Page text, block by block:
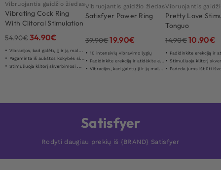
Vibruojantis gaidžio žiedas
Vibrating Cock Ring
With Clitoral Stimulation
54.90€34.90€
Vibracijos, kad galėtų jį ir ją maloniai
Pagaminta iš aukštos kokybės silikono
Stimuliuoja klitorį skverbimosi metu
Vibruojantis gaidžio žiedas
Satisfyer Power Ring
39.90€19.90€
10 intensivių vibravimo lygių
Padidinkite erekciją ir atidėkite ejakuliaciją
Vibracijos, kad galėtų jį ir ją maloniai
Vibruojantis
Pretty Love
Tonguo
14.90€10.90€
Padidinkite erekciją ir
Stimuliuoja klitorį
Padeda jums išbūti
Satisfyer
Rodyti daugiau prekių iš {BRAND} Satisfyer